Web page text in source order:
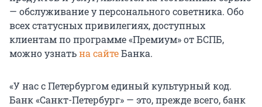
— обслуживание у персонального советника. Обо
всех статусных привилегиях, доступных
клиентам по программе «Премиум» от БСПБ,
можно узнатьна сайтеБанка.
«У нас с Петербургом единый культурный код.
Банк «Санкт-Петербург» — это, прежде всего, банк